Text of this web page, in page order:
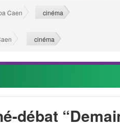
Caen cinéma
cinéma
débat